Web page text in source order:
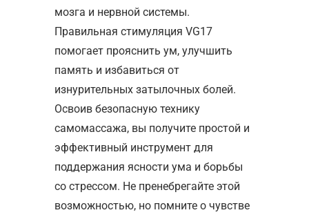
мозга и нервной системы.
Правильная стимуляция VG17
помогает прояснить ум, улучшить
память и избавиться от
изнурительных затылочных болей.
Освоив безопасную технику
самомассажа, вы получите простой и
эффективный инструмент для
поддержания ясности ума и борьбы
со стрессом. Не пренебрегайте этой
возможностью, но помните о чувстве